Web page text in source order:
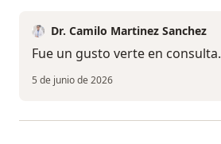
Dr. Camilo Martinez Sanchez
Fue un gusto verte en consulta.
5 de junio de 2026